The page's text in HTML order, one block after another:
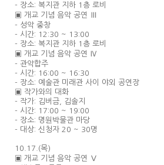
- 장소: 복지관 지하 1층 로비
▣ 개교 기념 음악 공연 Ⅲ
- 성악 중창
- 시간: 12:30 ~ 13:00
- 장소: 복지관 지하 1층 로비
▣ 개교 기념 음악 공연 Ⅳ
- 관악합주
- 시간: 16:00 ~ 16:30
- 장소: 예술관 미래관 사이 야외 공연장
▣ 작가와의 대화
- 작가: 김버금, 김솔지
- 시간: 17:00 ~ 19:00
- 장소: 명원박물관 마당
- 대상: 신청자 20 ~ 30명
10.17.(목)
▣ 개교 기념 음악 공연 Ⅴ